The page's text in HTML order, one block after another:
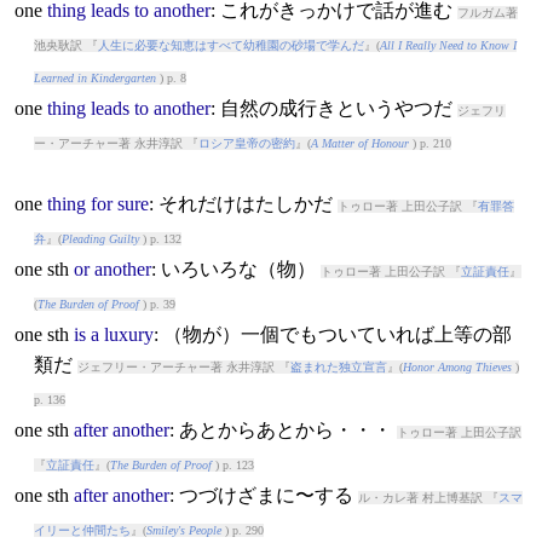
one thing leads to another: これがきっかけで話が進む フルガム著
池央耿訳 『 人生に必要な知恵はすべて幼稚園の砂場で学んだ』(All I Really Need to Know I
Learned in Kindergarten) p. 8
one thing leads to another: 自然の成行きというやつだ ジェフリ
ー・アーチャー著 永井淳訳 『 ロシア皇帝の密約』(A Matter of Honour) p. 210
one thing for sure: それだけはたしかだ トゥロー著 上田公子訳 『有罪答
弁』(Pleading Guilty) p. 132
onesth or another: いろいろな（物） トゥロー著 上田公子訳 『立証責任』
(The Burden of Proof) p. 39
onesth is a luxury: （物が）一個でもついていれば上等の部
類だ ジェフリー・アーチャー著 永井淳訳 『盗まれた独立宣言』(Honor Among Thieves)
p. 136
onesth after another: あとからあとから・・・ トゥロー著 上田公子訳
『立証責任』(The Burden of Proof) p. 123
onesth after another: つづけざまに〜する ル・カレ著 村上博基訳 『スマ
イリーと仲間たち 』(Smiley's People) p. 290